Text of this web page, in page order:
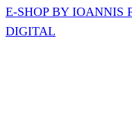
E-SHOP BY IOANNIS
DIGITAL